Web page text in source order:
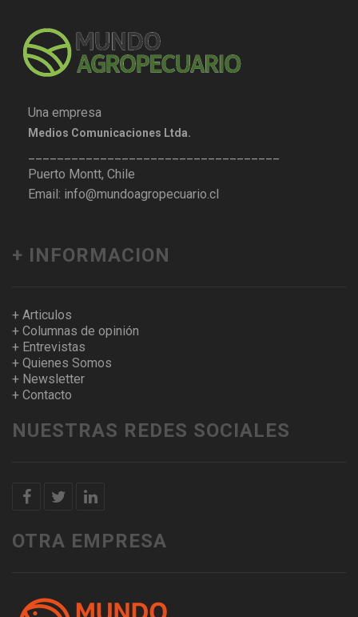
Una empresa
Medios Comunicaciones Ltda.
Puerto Montt, Chile
Email: info@mundoagropecuario.cl
+ INFORMACION
+ Articulos
+ Columnas de opinión
+ Entrevistas
+ Quienes Somos
+ Newsletter
+ Contacto
NUESTRAS REDES SOCIALES
OTRA EMPRESA